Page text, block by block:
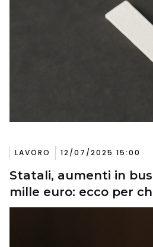
LAVORO 12/07/2025 15:00
Statali, aumenti in
mille euro: ecco per